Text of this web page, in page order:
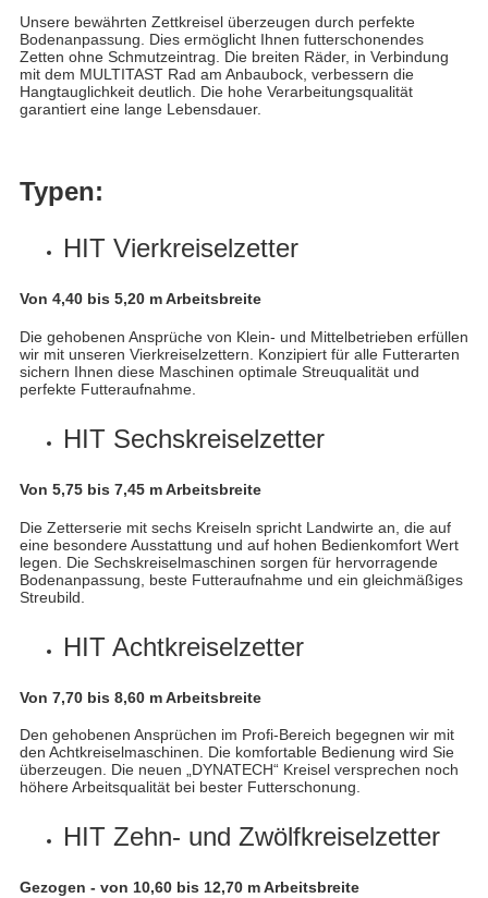
Unsere bewährten Zettkreisel überzeugen durch perfekte
Bodenanpassung. Dies ermöglicht Ihnen futterschonendes
Zetten ohne Schmutzeintrag. Die breiten Räder, in Verbindung
mit dem MULTITAST Rad am Anbaubock, verbessern die
Hangtauglichkeit deutlich. Die hohe Verarbeitungsqualität
garantiert eine lange Lebensdauer.
Typen:
HIT Vierkreiselzetter
Von 4,40 bis 5,20 m Arbeitsbreite
Die gehobenen Ansprüche von Klein- und Mittelbetrieben erfüllen
wir mit unseren Vierkreiselzettern. Konzipiert für alle Futterarten
sichern Ihnen diese Maschinen optimale Streuqualität und
perfekte Futteraufnahme.
HIT Sechskreiselzetter
Von 5,75 bis 7,45 m Arbeitsbreite
Die Zetterserie mit sechs Kreiseln spricht Landwirte an, die auf
eine besondere Ausstattung und auf hohen Bedienkomfort Wert
legen. Die Sechskreiselmaschinen sorgen für hervorragende
Bodenanpassung, beste Futteraufnahme und ein gleichmäßiges
Streubild.
HIT Achtkreiselzetter
Von 7,70 bis 8,60 m Arbeitsbreite
Den gehobenen Ansprüchen im Profi-Bereich begegnen wir mit
den Achtkreiselmaschinen. Die komfortable Bedienung wird Sie
überzeugen. Die neuen „DYNATECH“ Kreisel versprechen noch
höhere Arbeitsqualität bei bester Futterschonung.
HIT Zehn- und Zwölfkreiselzetter
Gezogen - von 10,60 bis 12,70 m Arbeitsbreite